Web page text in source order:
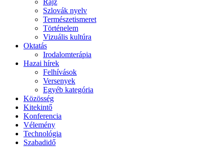
Rajz
Szlovák nyelv
Természetismeret
Történelem
Vizuális kultúra
Oktatás
Irodalomterápia
Hazai hírek
Felhívások
Versenyek
Egyéb kategória
Közösség
Kitekintő
Konferencia
Vélemény
Technológia
Szabadidő